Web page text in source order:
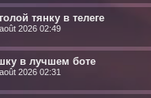
тянку в телеге
2026 02:49
в лучшем боте
2026 02:31